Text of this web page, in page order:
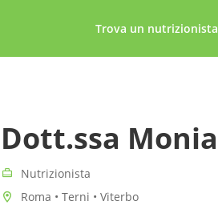
Trova un nutrizionista
Dott.ssa
Nutrizionista
Roma • Terni • Viterbo